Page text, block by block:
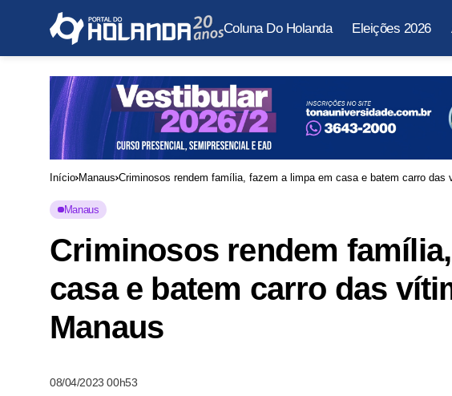
Coluna Do Holanda Eleições 2026
Início Manaus Criminosos rendem família, fazem a limpa em casa e batem carro das
Manaus
Criminosos rendem
casa e batem carro das
Manaus
08/04/2023 00h53